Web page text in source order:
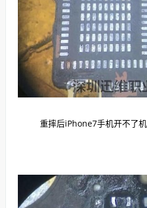
重摔后iPhone7手机开不了机